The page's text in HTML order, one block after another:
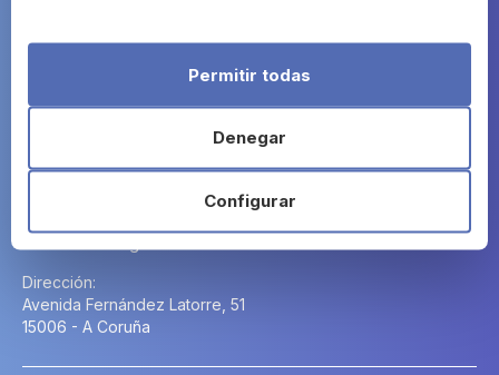
Configurar
Denegar
Permitir todas
Dirección:
Avenida Fernández Latorre, 51
15006 - A Coruña